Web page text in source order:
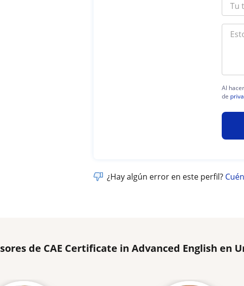
Al
de
¿Hay algún error en este perfil?
de CAE Certificate in Advanced English en